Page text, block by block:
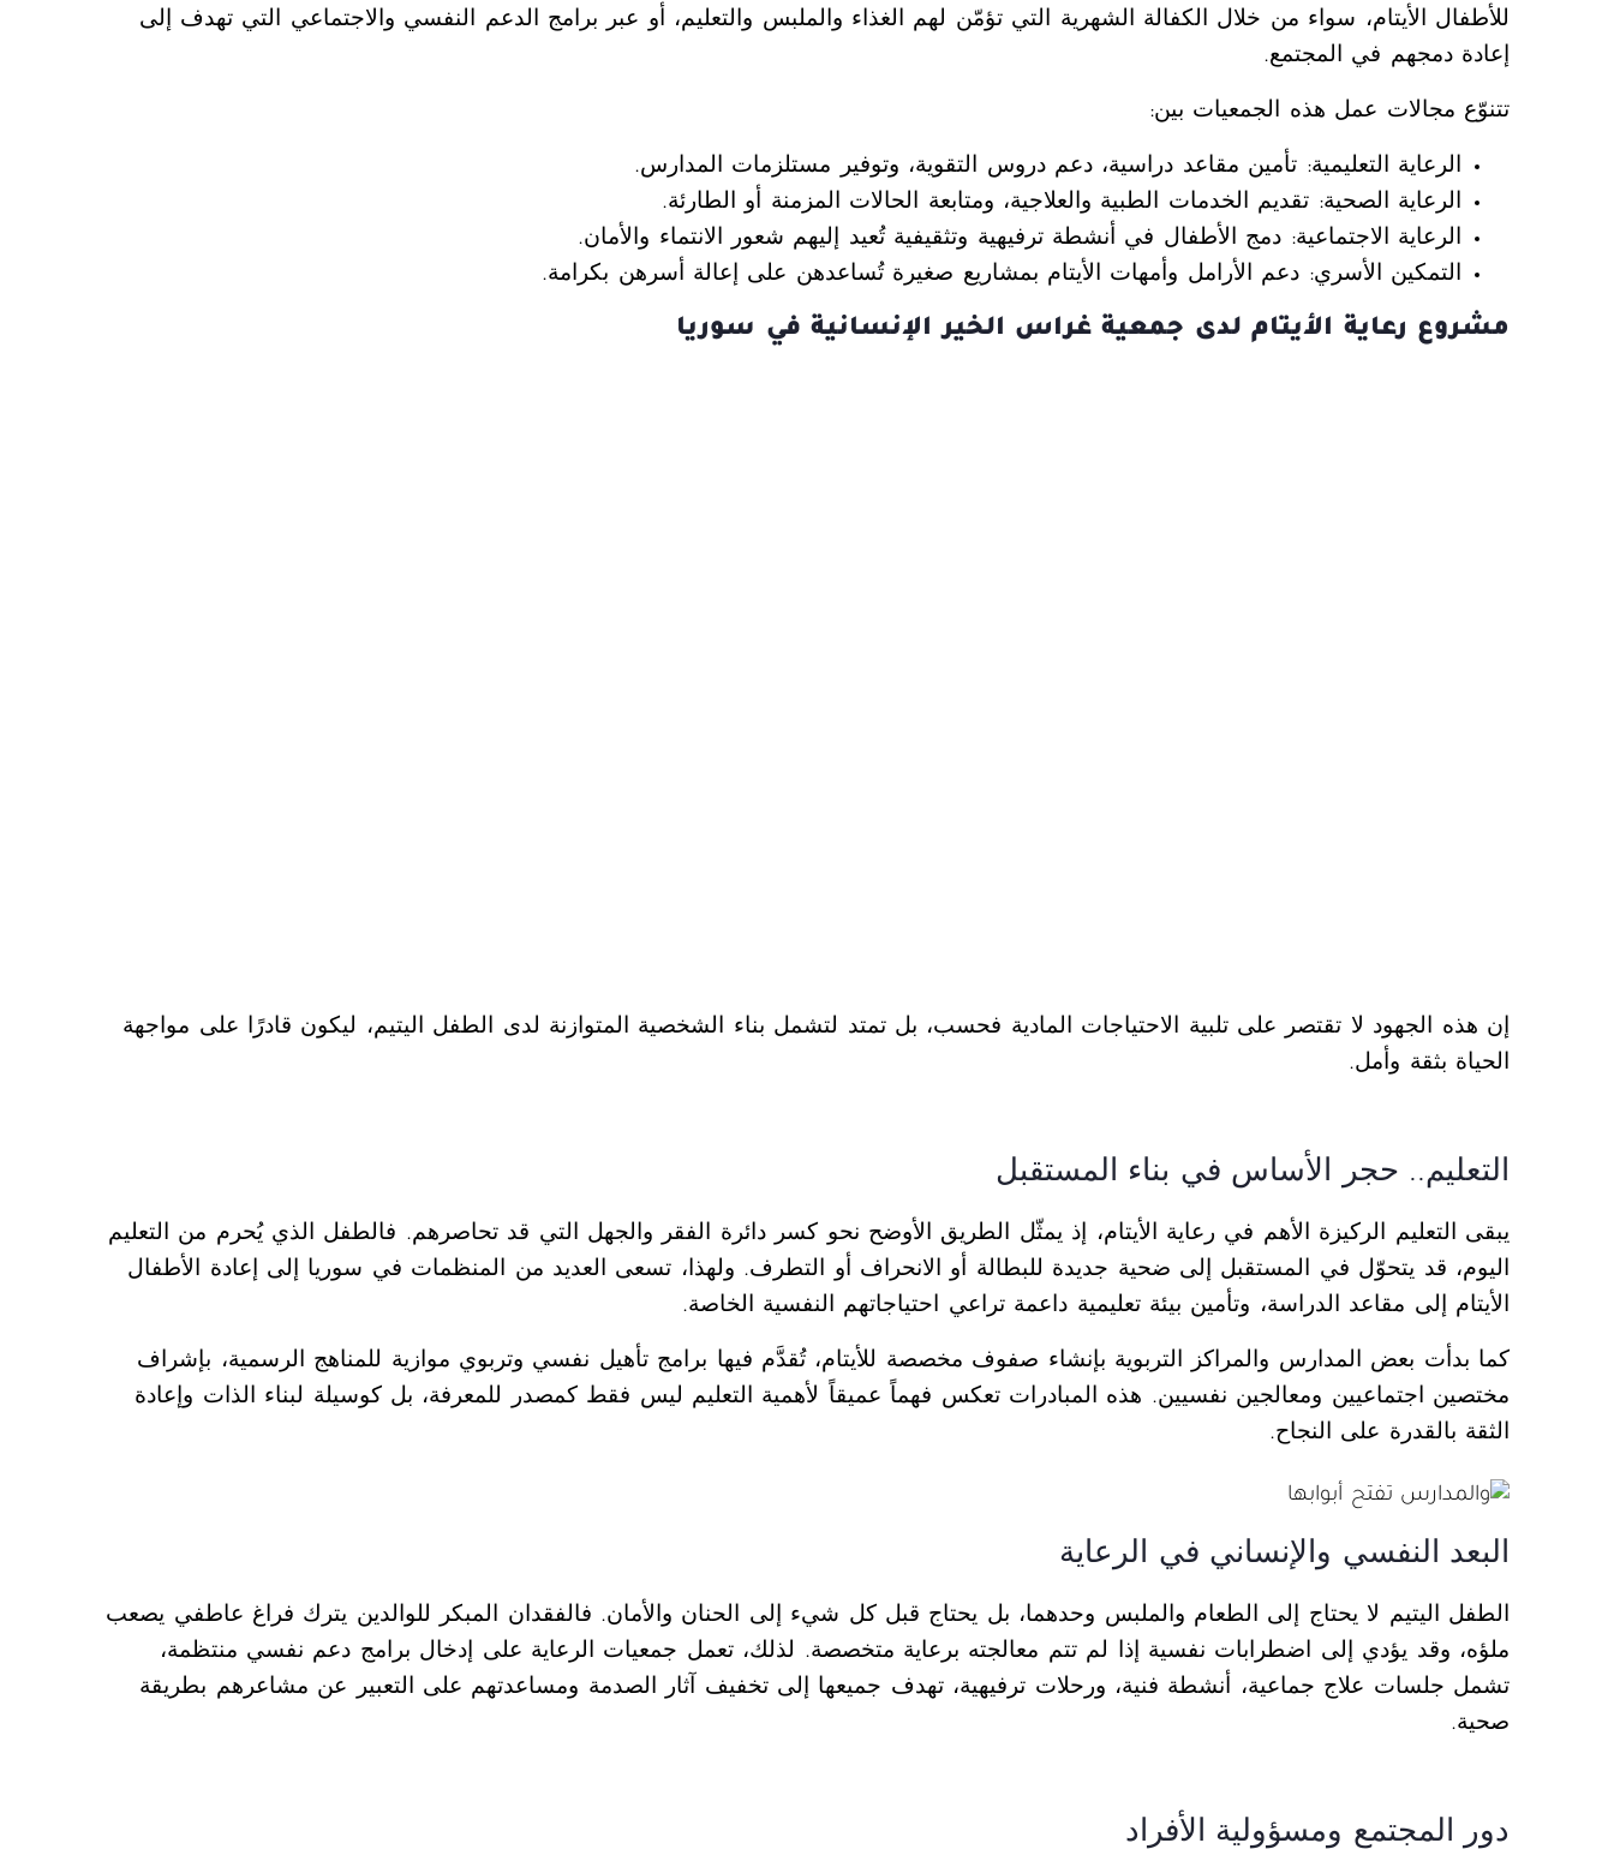
للأطفال الأيتام، سواء من خلال الكفالة الشهرية التي تؤمّن لهم الغذاء والملبس والتعليم، أو عبر برامج الدعم النفسي والاجتماعي التي تهدف إلى
إعادة دمجهم في المجتمع.
تتنوّع مجالات عمل هذه الجمعيات بين:
الرعاية التعليمية: تأمين مقاعد دراسية، دعم دروس التقوية، وتوفير مستلزمات المدارس.
الرعاية الصحية: تقديم الخدمات الطبية والعلاجية، ومتابعة الحالات المزمنة أو الطارئة.
الرعاية الاجتماعية: دمج الأطفال في أنشطة ترفيهية وتثقيفية تُعيد إليهم شعور الانتماء والأمان.
التمكين الأسري: دعم الأرامل وأمهات الأيتام بمشاريع صغيرة تُساعدهن على إعالة أسرهن بكرامة.
مشروع رعاية الأيتام لدى جمعية غراس الخير الإنسانية في سوريا
إن هذه الجهود لا تقتصر على تلبية الاحتياجات المادية فحسب، بل تمتد لتشمل بناء الشخصية المتوازنة لدى الطفل اليتيم، ليكون قادرًا على مواجهة
الحياة بثقة وأمل.
التعليم.. حجر الأساس في بناء المستقبل
يبقى التعليم الركيزة الأهم في رعاية الأيتام، إذ يمثّل الطريق الأوضح نحو كسر دائرة الفقر والجهل التي قد تحاصرهم. فالطفل الذي يُحرم من التعليم
اليوم، قد يتحوّل في المستقبل إلى ضحية جديدة للبطالة أو الانحراف أو التطرف. ولهذا، تسعى العديد من المنظمات في سوريا إلى إعادة الأطفال
الأيتام إلى مقاعد الدراسة، وتأمين بيئة تعليمية داعمة تراعي احتياجاتهم النفسية الخاصة.
كما بدأت بعض المدارس والمراكز التربوية بإنشاء صفوف مخصصة للأيتام، تُقدَّم فيها برامج تأهيل نفسي وتربوي موازية للمناهج الرسمية، بإشراف
مختصين اجتماعيين ومعالجين نفسيين. هذه المبادرات تعكس فهماً عميقاً لأهمية التعليم ليس فقط كمصدر للمعرفة، بل كوسيلة لبناء الذات وإعادة
الثقة بالقدرة على النجاح.
البعد النفسي والإنساني في الرعاية
الطفل اليتيم لا يحتاج إلى الطعام والملبس وحدهما، بل يحتاج قبل كل شيء إلى الحنان والأمان. فالفقدان المبكر للوالدين يترك فراغ عاطفي يصعب
ملؤه، وقد يؤدي إلى اضطرابات نفسية إذا لم تتم معالجته برعاية متخصصة. لذلك، تعمل جمعيات الرعاية على إدخال برامج دعم نفسي منتظمة،
تشمل جلسات علاج جماعية، أنشطة فنية، ورحلات ترفيهية، تهدف جميعها إلى تخفيف آثار الصدمة ومساعدتهم على التعبير عن مشاعرهم بطريقة
صحية.
دور المجتمع ومسؤولية الأفراد